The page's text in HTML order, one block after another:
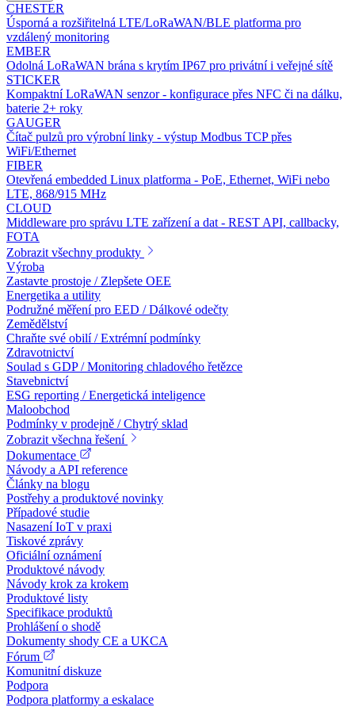
CHESTER
Úsporná a rozšiřitelná LTE/LoRaWAN/BLE platforma pro
vzdálený monitoring
EMBER
Odolná LoRaWAN brána s krytím IP67 pro privátní i veřejné sítě
STICKER
Kompaktní LoRaWAN senzor - konfigurace přes NFC či na dálku,
baterie 2+ roky
GAUGER
Čítač pulzů pro výrobní linky - výstup Modbus TCP přes
WiFi/Ethernet
FIBER
Otevřená embedded Linux platforma - PoE, Ethernet, WiFi nebo
LTE, 868/915 MHz
CLOUD
Middleware pro správu LTE zařízení a dat - REST API, callbacky,
FOTA
Zobrazit všechny produkty
Výroba
Zastavte prostoje / Zlepšete OEE
Energetika a utility
Podružné měření pro EED / Dálkové odečty
Zemědělství
Chraňte své obilí / Extrémní podmínky
Zdravotnictví
Soulad s GDP / Monitoring chladového řetězce
Stavebnictví
ESG reporting / Energetická inteligence
Maloobchod
Podmínky v prodejně / Chytrý sklad
Zobrazit všechna řešení
Dokumentace
Návody a API reference
Články na blogu
Postřehy a produktové novinky
Případové studie
Nasazení IoT v praxi
Tiskové zprávy
Oficiální oznámení
Produktové návody
Návody krok za krokem
Produktové listy
Specifikace produktů
Prohlášení o shodě
Dokumenty shody CE a UKCA
Fórum
Komunitní diskuze
Podpora
Podpora platformy a eskalace